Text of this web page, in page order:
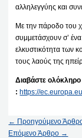
αλληλεγγύης και
Με την πάροδο του
συμμετάσχουν σ’
ελκυστικότητα των
τους λαούς της
Διαβάστε
: https://
← Προηγούμενο
Επόμενο Άρθρο →